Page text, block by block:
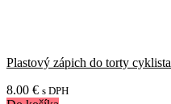
Plastový zápich do torty cyklista
8.00 € s DPH